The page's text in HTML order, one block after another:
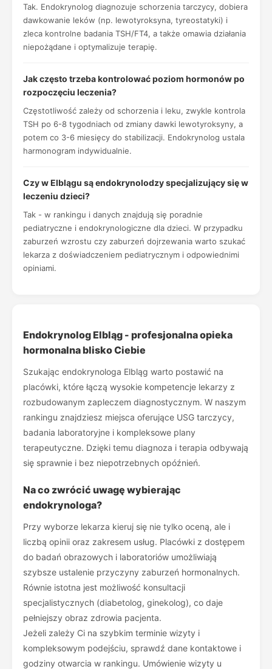
Tak. Endokrynolog diagnozuje schorzenia tarczycy, dobiera
dawkowanie leków (np. lewotyroksyna, tyreostatyki) i
zleca kontrolne badania TSH/FT4, a także omawia działania
niepożądane i optymalizuje terapię.
Jak często trzeba kontrolować poziom hormonów po
rozpoczęciu leczenia?
Częstotliwość zależy od schorzenia i leku, zwykle kontrola
TSH po 6-8 tygodniach od zmiany dawki lewotyroksyny, a
potem co 3-6 miesięcy do stabilizacji. Endokrynolog ustala
harmonogram indywidualnie.
Czy w Elblągu są endokrynolodzy specjalizujący się w
leczeniu dzieci?
Tak - w rankingu i danych znajdują się poradnie
pediatryczne i endokrynologiczne dla dzieci. W przypadku
zaburzeń wzrostu czy zaburzeń dojrzewania warto szukać
lekarza z doświadczeniem pediatrycznym i odpowiednimi
opiniami.
Endokrynolog Elbląg - profesjonalna opieka
hormonalna blisko Ciebie
Szukając endokrynologa Elbląg warto postawić na
placówki, które łączą wysokie kompetencje lekarzy z
rozbudowanym zapleczem diagnostycznym. W naszym
rankingu znajdziesz miejsca oferujące USG tarczycy,
badania laboratoryjne i kompleksowe plany
terapeutyczne. Dzięki temu diagnoza i terapia odbywają
się sprawnie i bez niepotrzebnych opóźnień.
Na co zwrócić uwagę wybierając
endokrynologa?
Przy wyborze lekarza kieruj się nie tylko oceną, ale i
liczbą opinii oraz zakresem usług. Placówki z dostępem
do badań obrazowych i laboratoriów umożliwiają
szybsze ustalenie przyczyny zaburzeń hormonalnych.
Równie istotna jest możliwość konsultacji
specjalistycznych (diabetolog, ginekolog), co daje
pełniejszy obraz zdrowia pacjenta.
Jeżeli zależy Ci na szybkim terminie wizyty i
kompleksowym podejściu, sprawdź dane kontaktowe i
godziny otwarcia w rankingu. Umówienie wizyty u